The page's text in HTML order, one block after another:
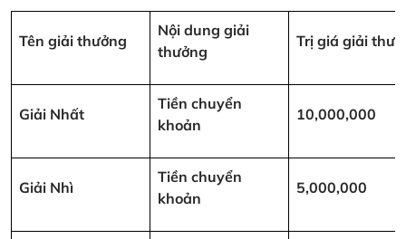
Tên giải thưởng
Nội dung giải
thưởng
Trị giá giải
Giải Nhất
Tiền chuyển
khoản
10,000,000
Giải Nhì
Tiền chuyển
khoản
5,000,000